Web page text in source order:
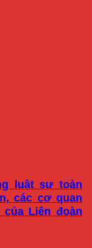
luật sư toàn
các cơ quan
Liên đoàn